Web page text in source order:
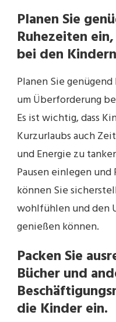
Planen Sie
Ruhezeiten
bei den
Planen Sie
um Überforderung
Es ist wichtig, dass
Kurzurlaubs auch
und Energie zu
Pausen einlegen
können Sie
wohlfühlen und den
genießen können.
Packen Sie
Bücher und
die Kinder ein.